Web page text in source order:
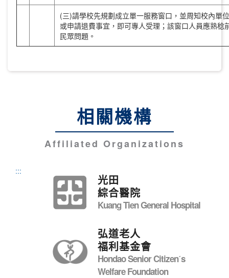
(三)請學校先規劃成立單一服務窗口，並周知校內單
或申請退費事宜，即可專人受理；該窗口人員應熟稔
民眾問題。
相關機構
Affiliated Organizations
:::
光田
綜合醫院
Kuang Tien General Hospital
弘道老人
福利基金會
Hondao Senior Citizenˊs
Welfare Foundation